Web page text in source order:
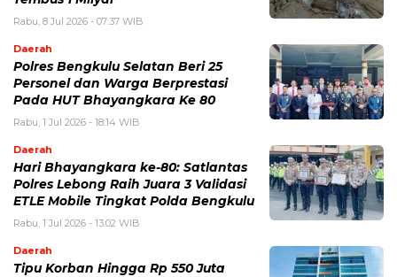
Rabu, 8 Jul 2026 - 07:37 WIB
Daerah
Polres Bengkulu Selatan Beri 25
Personel dan Warga Berprestasi
Pada HUT Bhayangkara Ke 80
Rabu, 1 Jul 2026 - 18:14 WIB
Daerah
Hari Bhayangkara ke-80: Satlantas
Polres Lebong Raih Juara 3 Validasi
ETLE Mobile Tingkat Polda Bengkulu
Rabu, 1 Jul 2026 - 13:02 WIB
Daerah
Tipu Korban Hingga Rp 550 Juta